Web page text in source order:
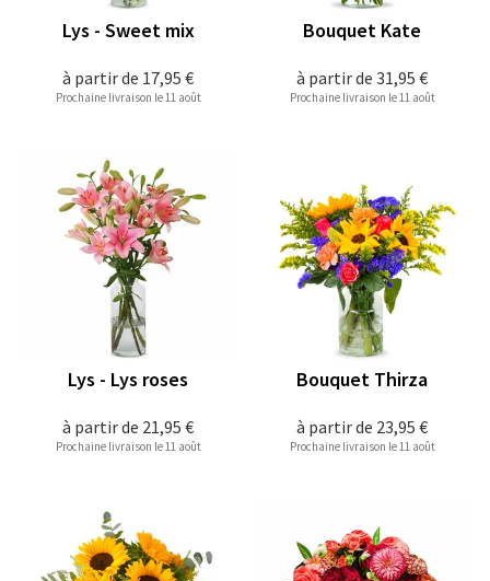
à partir de 17,95 €
Lys - Sweet mix
Prochaine livraison le 11 août
à partir de 31,95 €
Bouquet Kate
Prochaine livraison le 11 août
à partir de 21,95 €
Lys - Lys roses
Prochaine livraison le 11 août
à partir de 23,95 €
Bouquet Thirza
Prochaine livraison le 11 août